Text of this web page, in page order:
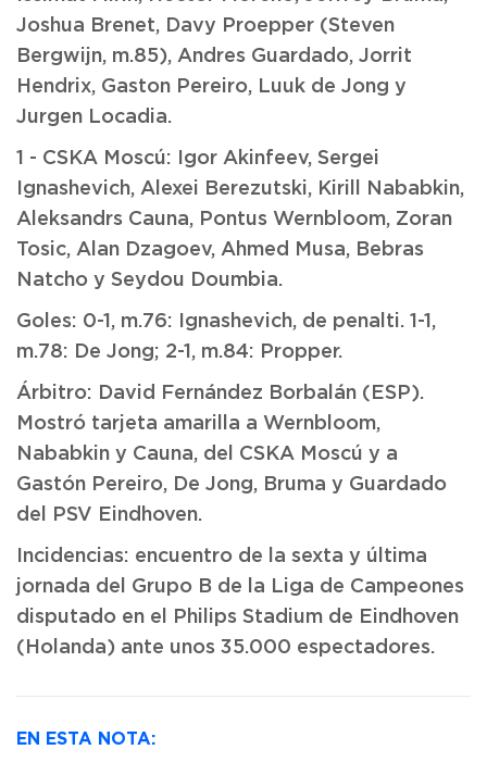
Joshua Brenet, Davy Proepper (Steven
Bergwijn, m.85), Andres Guardado, Jorrit
Hendrix, Gaston Pereiro, Luuk de Jong y
Jurgen Locadia.
1 - CSKA Moscú: Igor Akinfeev, Sergei
Ignashevich, Alexei Berezutski, Kirill Nababkin,
Aleksandrs Cauna, Pontus Wernbloom, Zoran
Tosic, Alan Dzagoev, Ahmed Musa, Bebras
Natcho y Seydou Doumbia.
Goles: 0-1, m.76: Ignashevich, de penalti. 1-1,
m.78: De Jong; 2-1, m.84: Propper.
Árbitro: David Fernández Borbalán (ESP).
Mostró tarjeta amarilla a Wernbloom,
Nababkin y Cauna, del CSKA Moscú y a
Gastón Pereiro, De Jong, Bruma y Guardado
del PSV Eindhoven.
Incidencias: encuentro de la sexta y última
jornada del Grupo B de la Liga de Campeones
disputado en el Philips Stadium de Eindhoven
(Holanda) ante unos 35.000 espectadores.
EN ESTA NOTA: